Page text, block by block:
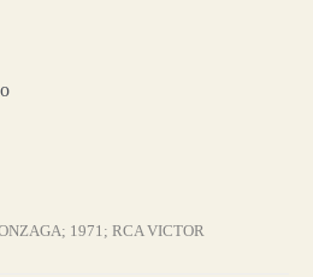
1971; RCA VICTOR